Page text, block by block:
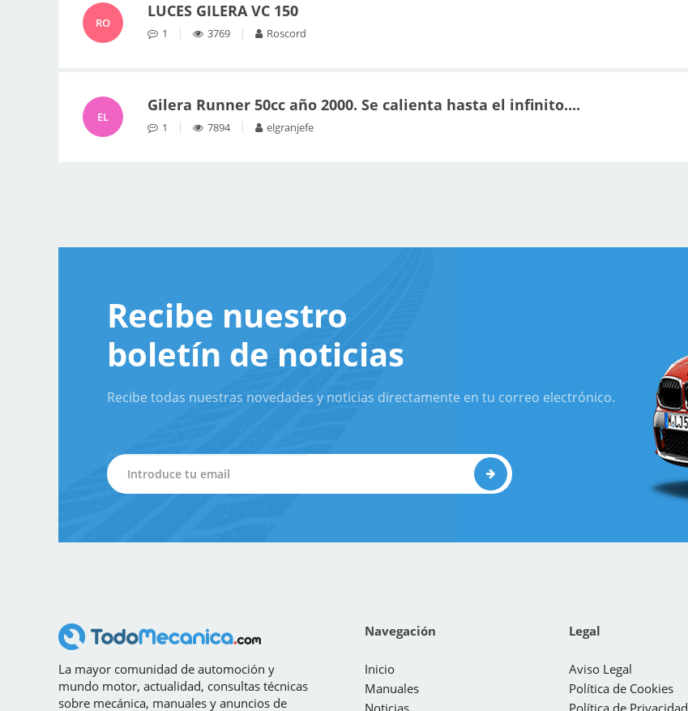
RO
LUCES GILERA VC 150
1 3769 Roscord
EL
Gilera Runner 50cc año 2000. Se calienta hasta el infinito....
1 7894 elgranjefe
Recibe nuestro
boletín de noticias
Recibe todas nuestras novedades y noticias directamente en tu correo electrónico.
La mayor comunidad de automoción y
mundo motor, actualidad, consultas técnicas
sobre mecánica, manuales y anuncios de
Navegación
Inicio
Manuales
Noticias
Legal
Aviso Legal
Política de Cookies
Política de Privacidad